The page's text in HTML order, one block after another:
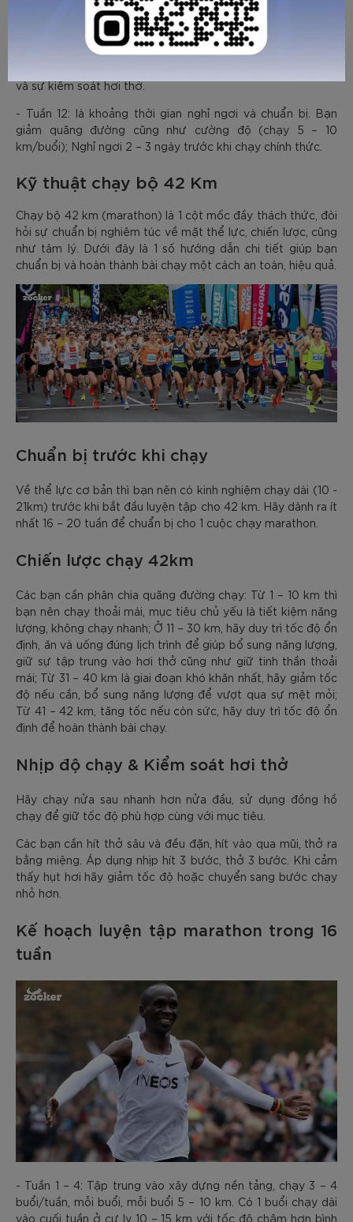
interval, chạy nhanh trong 1 – 2 phút, chạy chậm 2 – 3 phút,
- Tuần 9 – 11: Chạy dài 18 – 20 km để làm quen với cự ly.
và sự kiểm soát hơi thở.
- Tuần 12: là khoảng thời gian nghỉ ngơi và chuẩn bị. Bạn
giảm quãng đường cũng như cường độ (chạy 5 – 10
km/buổi); Nghỉ ngơi 2 – 3 ngày trước khi chạy chính thức.
Kỹ thuật chạy bộ 42 Km
Chạy bộ 42 km (marathon) là 1 cột mốc đầy thách thức, đòi
hỏi sự chuẩn bị nghiêm túc về mặt thể lực, chiến lược, cũng
như tâm lý. Dưới đây là 1 số hướng dẫn chi tiết giúp bạn
chuẩn bị và hoàn thành bài chạy một cách an toàn, hiệu quả.
Chuẩn bị trước khi chạy
Về thể lực cơ bản thì bạn nên có kinh nghiệm chạy dài (10 -
21km) trước khi bắt đầu luyện tập cho 42 km. Hãy dành ra ít
nhất 16 – 20 tuần để chuẩn bị cho 1 cuộc chạy marathon.
Chiến lược chạy 42km
Các bạn cần phân chia quãng đường chạy: Từ 1 – 10 km thì
bạn nên chạy thoải mái, mục tiêu chủ yếu là tiết kiệm năng
lượng, không chạy nhanh; Ở 11 – 30 km, hãy duy trì tốc độ ổn
định, ăn và uống đúng lịch trình để giúp bổ sung năng lượng,
giữ sự tập trung vào hơi thở cũng như giữ tinh thần thoải
mái; Từ 31 – 40 km là giai đoạn khó khăn nhất, hãy giảm tốc
độ nếu cần, bổ sung năng lượng để vượt qua sự mệt mỏi;
Từ 41 – 42 km, tăng tốc nếu còn sức, hãy duy trì tốc độ ổn
định để hoàn thành bài chạy.
Nhịp độ chạy & Kiểm soát hơi thở
Hãy chạy nửa sau nhanh hơn nửa đầu, sử dụng đồng hồ
chạy để giữ tốc độ phù hợp cùng với mục tiêu.
Các bạn cần hít thở sâu và đều đặn, hít vào qua mũi, thở ra
bằng miệng. Áp dụng nhịp hít 3 bước, thở 3 bước. Khi cảm
thấy hụt hơi hãy giảm tốc độ hoặc chuyển sang bước chạy
nhỏ hơn.
Kế hoạch luyện tập marathon trong 16
tuần
- Tuần 1 – 4: Tập trung vào xây dựng nền tảng, chạy 3 – 4
buổi/tuần, mỗi buổi, mỗi buổi 5 – 10 km. Có 1 buổi chạy dài
vào cuối tuần ở cự ly 10 – 15 km với tốc độ chậm hơn bình